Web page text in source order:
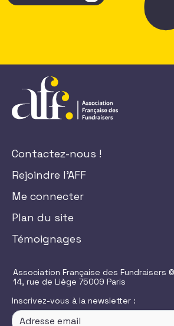
Contactez-nous !
Rejoindre l'AFF
Me connecter
Plan du site
Témoignages
Association Française des Fundraisers
14, rue de Liège 75009 Paris
Inscrivez-vous à la newsletter :